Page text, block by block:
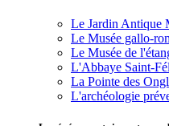
Le Jardin Antique
Le Musée gallo-
Le Musée de
L'Abbaye Saint-
La Pointe des
L'archéologie